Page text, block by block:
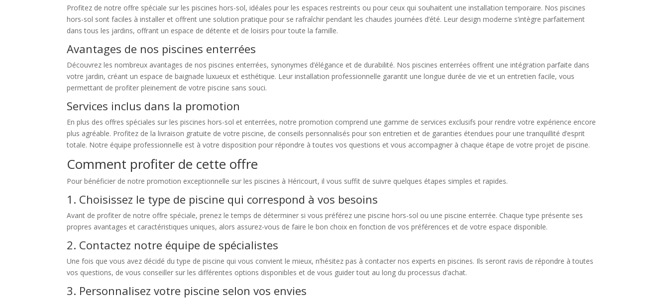
Profitez de notre offre spéciale sur les piscines hors-sol, idéales pour les espaces restreints ou pour ceux qui souhaitent une installation temporaire. Nos piscines
hors-sol sont faciles à installer et offrent une solution pratique pour se rafraîchir pendant les chaudes journées d’été. Leur design moderne s’intègre parfaitement
dans tous les jardins, offrant un espace de détente et de loisirs pour toute la famille.
Avantages de nos piscines enterrées
Découvrez les nombreux avantages de nos piscines enterrées, synonymes d’élégance et de durabilité. Nos piscines enterrées offrent une intégration parfaite dans
votre jardin, créant un espace de baignade luxueux et esthétique. Leur installation professionnelle garantit une longue durée de vie et un entretien facile, vous
permettant de profiter pleinement de votre piscine sans souci.
Services inclus dans la promotion
En plus des offres spéciales sur les piscines hors-sol et enterrées, notre promotion comprend une gamme de services exclusifs pour rendre votre expérience encore
plus agréable. Profitez de la livraison gratuite de votre piscine, de conseils personnalisés pour son entretien et de garanties étendues pour une tranquillité d’esprit
totale. Notre équipe professionnelle est à votre disposition pour répondre à toutes vos questions et vous accompagner à chaque étape de votre projet de piscine.
Comment profiter de cette offre
Pour bénéficier de notre promotion exceptionnelle sur les piscines à Héricourt, il vous suffit de suivre quelques étapes simples et rapides.
1. Choisissez le type de piscine qui correspond à vos besoins
Avant de profiter de notre offre spéciale, prenez le temps de déterminer si vous préférez une piscine hors-sol ou une piscine enterrée. Chaque type présente ses
propres avantages et caractéristiques uniques, alors assurez-vous de faire le bon choix en fonction de vos préférences et de votre espace disponible.
2. Contactez notre équipe de spécialistes
Une fois que vous avez décidé du type de piscine qui vous convient le mieux, n’hésitez pas à contacter nos experts en piscines. Ils seront ravis de répondre à toutes
vos questions, de vous conseiller sur les différentes options disponibles et de vous guider tout au long du processus d’achat.
3. Personnalisez votre piscine selon vos envies